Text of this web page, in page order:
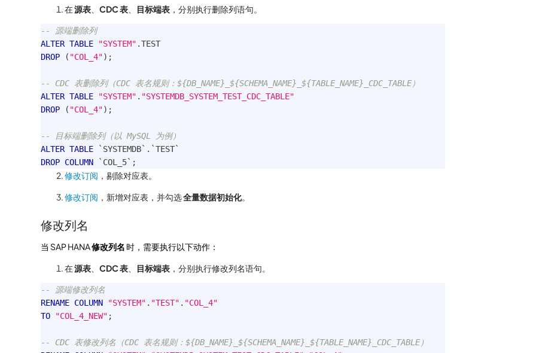
在源表 CDC 表 目标端表 ，分别执行删除列语句。
-- 源端删除列
ALTER TABLE "SYSTEM" .TEST
DROP
( "COL_4") ;
-- CDC 表删除列（CDC 表名规则：${DB_NAME}_${SCHEMA_NAME}_${TABLE_NAME}_CDC_TABLE）
ALTER TABLE "SYSTEM" . "SYSTEMDB_SYSTEM_TEST_CDC_TABLE"
DROP
( "COL_4") ;
-- 目标端删除列（以 MySQL 为例）
ALTER TABLE ` SYSTEMDB` . `TEST`
DROP COLUMN ` COL_5` ;
修改订阅 ，剔除对应表。
修改订阅 ，新增对应表，并勾选全量数据初始化。
修改列名
当 SAP HANA修改列名 时，需要执行以下动作：
在源表 CDC 表 目标端表 ，分别执行修改列名语句。
-- 源端修改列名
RENAME COLUMN "SYSTEM" . "TEST" . "COL_4"
TO
"COL_4_NEW" ;
-- CDC 表修改列名（CDC 表名规则：${DB_NAME}_${SCHEMA_NAME}_${TABLE_NAME}_CDC_TABLE）